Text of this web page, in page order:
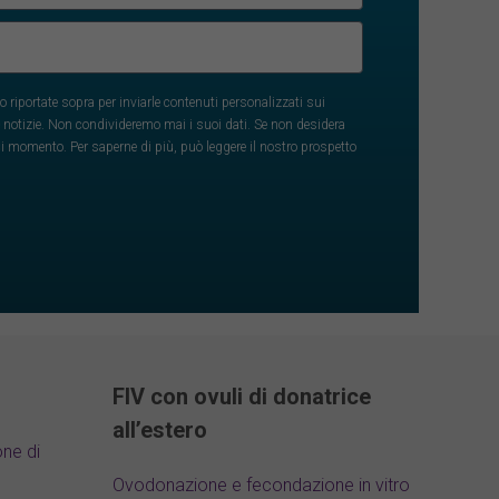
riportate sopra per inviarle contenuti personalizzati sui
Non condivideremo mai i suoi dati. Se non desidera
Per saperne di più, può leggere il nostro prospetto
di
FIV con ovuli di donatrice
all’estero
Ovodonazione e fecondazione in vitro